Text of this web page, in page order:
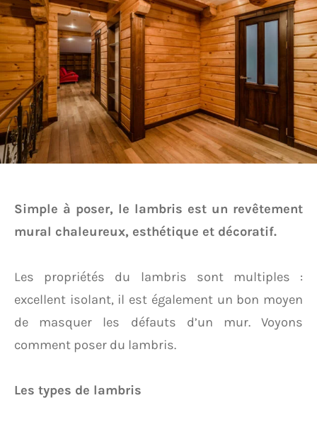
Simple à poser, le lambris est un revêtement
mural chaleureux, esthétique et décoratif.
Les propriétés du lambris sont multiples :
excellent isolant, il est également un bon moyen
de masquer les défauts d’un mur. Voyons
comment poser du lambris.
Les types de lambris